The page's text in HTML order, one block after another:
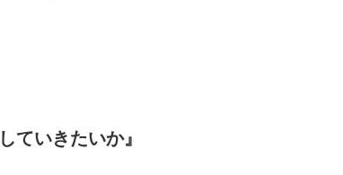
ていきたいか』